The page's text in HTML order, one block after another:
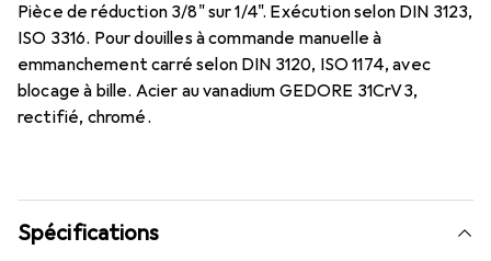
Pièce de réduction 3/8" sur 1/4". Exécution selon DIN 3123,
ISO 3316. Pour douilles à commande manuelle à
emmanchement carré selon DIN 3120, ISO 1174, avec
blocage à bille. Acier au vanadium GEDORE 31CrV3,
rectifié, chromé.
Spécifications